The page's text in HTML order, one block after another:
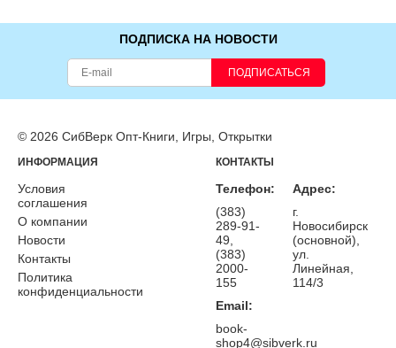
ПОДПИСКА НА НОВОСТИ
ПОДПИСАТЬСЯ
© 2026 СибВерк Опт-Книги, Игры, Открытки
ИНФОРМАЦИЯ
Условия
соглашения
О компании
Новости
Контакты
Политика
конфиденциальности
КОНТАКТЫ
Телефон:
(383)
289-91-
49,
(383)
2000-
155
Email:
book-
shop4@sibverk.ru
Адрес:
г.
Новосибирск
(основной),
ул.
Линейная,
114/3